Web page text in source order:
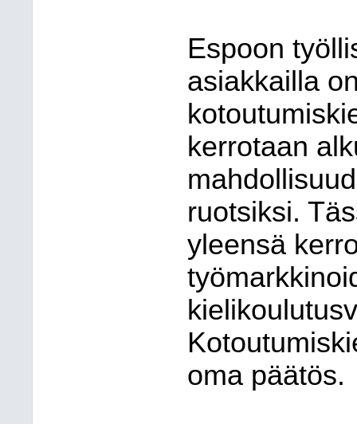
Espoon
asiakkailla
kerrotaan
ruotsiksi.
yleensä
oma